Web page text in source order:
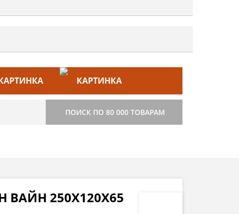
СТРОИТЕЛЬСТВО
ПОИСК ПО 80 000 ТОВАРАМ
250Х120Х65